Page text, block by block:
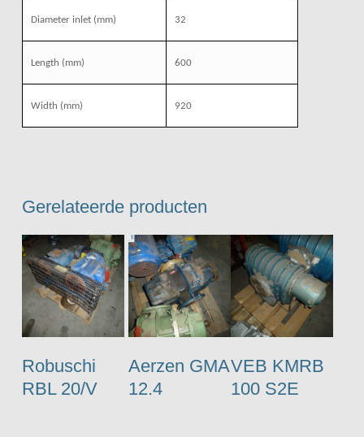
Diameter inlet (mm) 32
Length (mm) 600
Width (mm) 920
Gerelateerde producten
Robuschi
RBL 20/V
Aerzen GMA
12.4
VEB KMRB
100 S2E